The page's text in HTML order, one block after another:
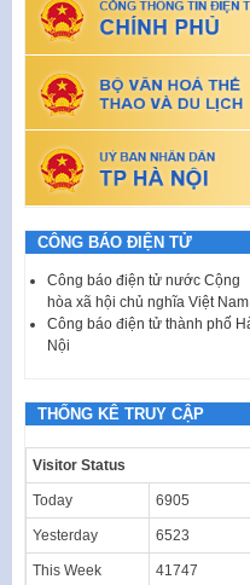
CÔNG BÁO ĐIỆN TỬ
Công báo điện tử nước Cộng
hòa xã hội chủ nghĩa Việt Nam
Công báo điện tử thành phố
Nội
THỐNG KÊ TRUY CẬP
Visitor Status
Today 6905
Yesterday 6523
This Week 41747